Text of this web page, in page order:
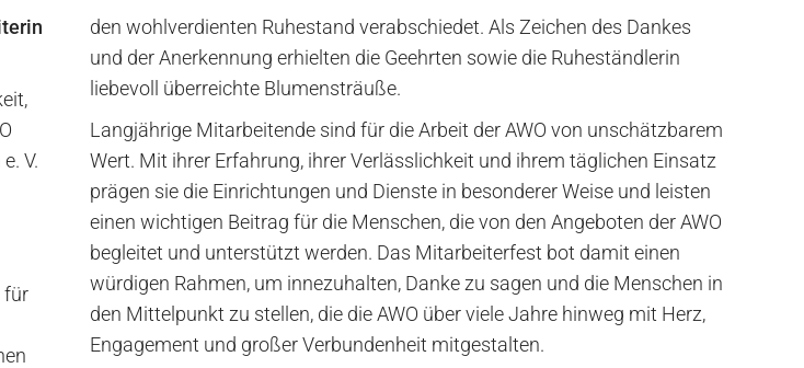
V.
für
den wohlverdienten Ruhestand verabschiedet. Als Zeichen des Dankes
und der Anerkennung erhielten die Geehrten sowie die Ruheständlerin
liebevoll überreichte Blumensträuße.
Langjährige Mitarbeitende sind für die Arbeit der AWO von unschätzbarem
Wert. Mit ihrer Erfahrung, ihrer Verlässlichkeit und ihrem täglichen Einsatz
prägen sie die Einrichtungen und Dienste in besonderer Weise und leisten
einen wichtigen Beitrag für die Menschen, die von den Angeboten der AWO
begleitet und unterstützt werden. Das Mitarbeiterfest bot damit einen
würdigen Rahmen, um innezuhalten, Danke zu sagen und die Menschen in
den Mittelpunkt zu stellen, die die AWO über viele Jahre hinweg mit Herz,
Engagement und großer Verbundenheit mitgestalten.